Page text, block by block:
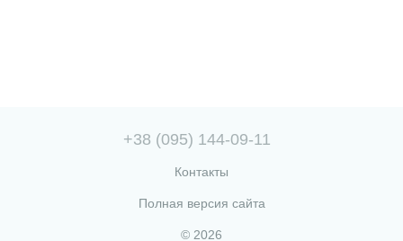
+38 (095) 144-09-11
Контакты
Полная версия сайта
© 2026